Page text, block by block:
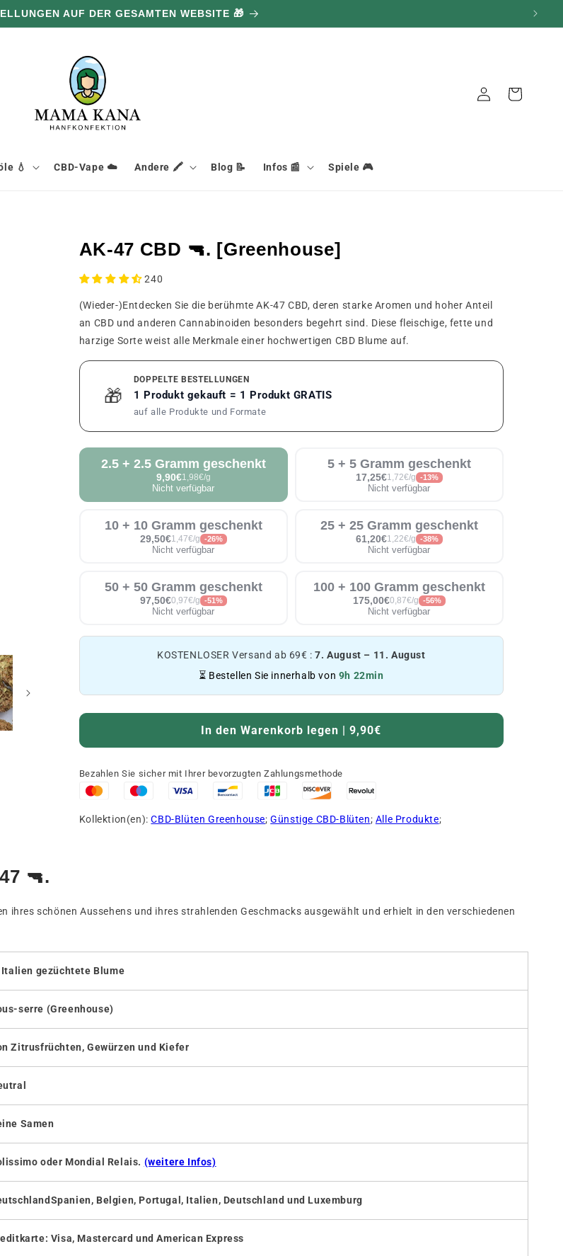
AUF DER GESAMTEN WEBSITE 🎁
💧 CBD-Vape ☁️ Andere 🖍️ Blog 📝 Infos 📰 Spiele 🎮
VerbindungWarenkorb
AK-47 CBD 🔫. [Greenhouse]
240
(Wieder-)Entdecken Sie die berühmte AK-47 CBD, deren starke Aromen und hoher Anteil
an CBD und anderen Cannabinoiden besonders begehrt sind. Diese fleischige, fette und
harzige Sorte weist alle Merkmale einer hochwertigen CBD Blume auf.
🎁
DOPPELTE BESTELLUNGEN
1 Produkt gekauft = 1 Produkt GRATIS
auf alle Produkte und Formate
2.5 + 2.5 Gramm geschenkt
9,90€1,98€/g
Nicht verfügbar
5 + 5 Gramm geschenkt
17,25€1,72€/g -13%
Nicht verfügbar
10 + 10 Gramm geschenkt
29,50€1,47€/g -26%
Nicht verfügbar
25 + 25 Gramm geschenkt
61,20€1,22€/g -38%
Nicht verfügbar
50 + 50 Gramm geschenkt
97,50€0,97€/g -51%
Nicht verfügbar
100 + 100 Gramm geschenkt
175,00€0,87€/g -56%
Nicht verfügbar
KOSTENLOSER Versand ab 69€ :7. August – 11. August
⏳ Bestellen Sie innerhalb von 9h 22min
In den Warenkorb legen | 9,90€
Bezahlen Sie sicher mit Ihrer bevorzugten Zahlungsmethode
Kollektion(en):CBD-Blüten Greenhouse;Günstige CBD-Blüten; Alle Produkte;
🔫.
ihres schönen Aussehens und ihres strahlenden Geschmacks ausgewählt und erhielt in den verschiedenen
Italien gezüchtete Blume
serre (Greenhouse)
Zitrusfrüchten, Gewürzen und Kiefer
Samen
oder Mondial Relais. (weitere Infos)
Belgien, Portugal, Italien, Deutschland und Luxemburg
Visa, Mastercard und American Express